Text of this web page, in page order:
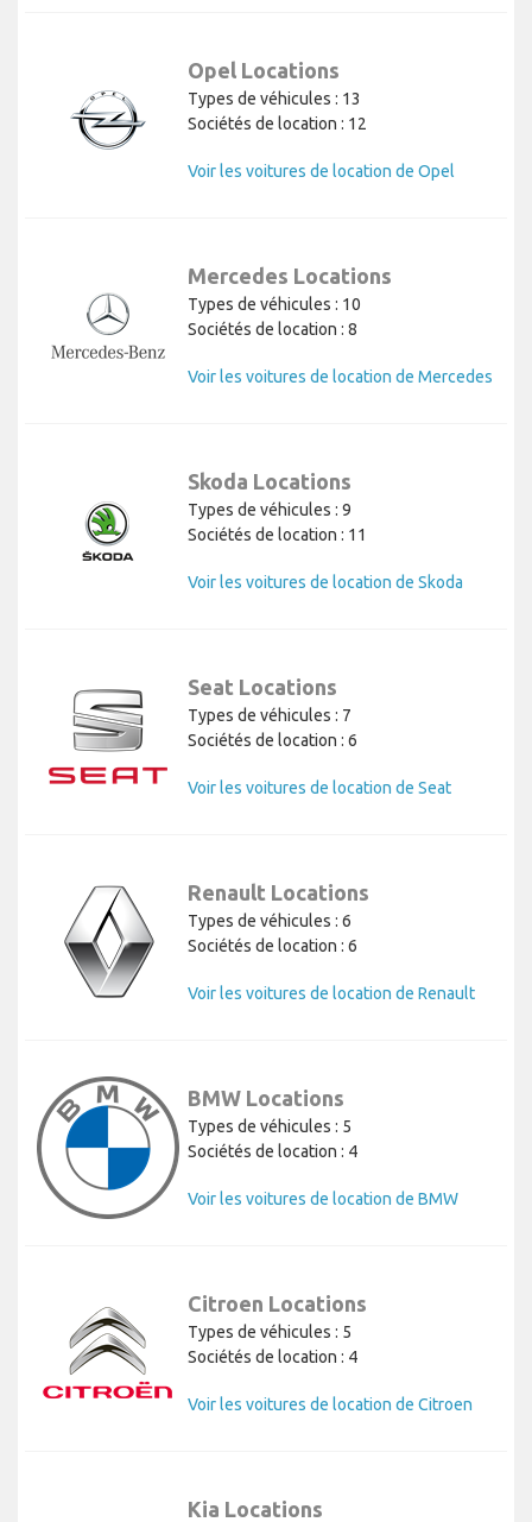
Opel Locations
Types de véhicules : 13
Sociétés de location : 12
Voir les voitures de location de Opel
Mercedes Locations
Types de véhicules : 10
Sociétés de location : 8
Voir les voitures de location de Mercedes
Skoda Locations
Types de véhicules : 9
Sociétés de location : 11
Voir les voitures de location de Skoda
Seat Locations
Types de véhicules : 7
Sociétés de location : 6
Voir les voitures de location de Seat
Renault Locations
Types de véhicules : 6
Sociétés de location : 6
Voir les voitures de location de Renault
BMW Locations
Types de véhicules : 5
Sociétés de location : 4
Voir les voitures de location de BMW
Citroen Locations
Types de véhicules : 5
Sociétés de location : 4
Voir les voitures de location de Citroen
Kia Locations